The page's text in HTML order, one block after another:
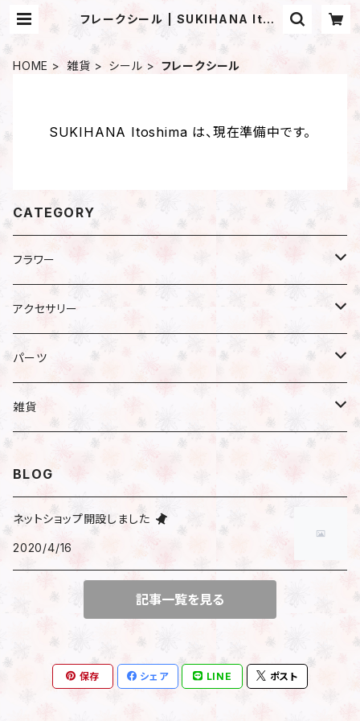
フレークシール | SUKIHANA Itos
HOME 雑貨 シール フレークシール
SUKIHANA Itoshima は、現在準備中です。
CATEGORY
フラワー
プリザーブドフラワー
アジサイ
小分け
ドライフラワー
ハーバリウム
時計付きフラワーベース
包装
アクセサリー
ピアス
ピアス／イヤリング
ブレスレット
その他
パーツ
瓶
透明瓶（スリム）
透明瓶（ネコ）
透明瓶（ジャム）
ハーバリウムオイル
イヤリング
雑貨
マスキングテープ
シール
サンキューシール
フレークシール
BLOG
ネットショップ開設しました
2020/4/16
記事一覧を見る
保存 シェア LINE ポスト